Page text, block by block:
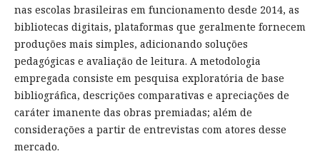
nas escolas brasileiras em funcionamento desde 2014, as
bibliotecas digitais, plataformas que geralmente fornecem
produções mais simples, adicionando soluções
pedagógicas e avaliação de leitura. A metodologia
empregada consiste em pesquisa exploratória de base
bibliográfica, descrições comparativas e apreciações de
caráter imanente das obras premiadas; além de
considerações a partir de entrevistas com atores desse
mercado.